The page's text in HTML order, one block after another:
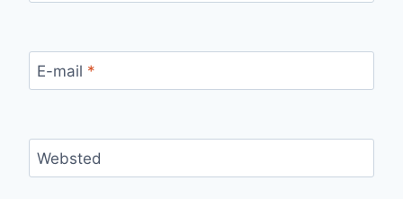
E-mail *
Websted